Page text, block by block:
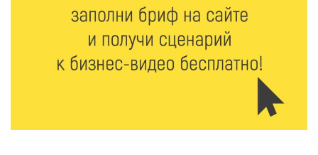
В Твери обновили отделение гнойной хирургии
6 Авг 2026 11:01 167